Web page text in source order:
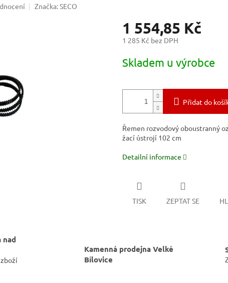
Značka:SECO
1 554,85 Kč
1 285 Kč bez DPH
cena:
Skladem u výrobce
Přidat do
Řemen rozvodový oboustranný
žací ústrojí 102 cm
Detailní informace
TISK ZEPTAT SE
nad
Kamenná prodejna Velké
Bílovice